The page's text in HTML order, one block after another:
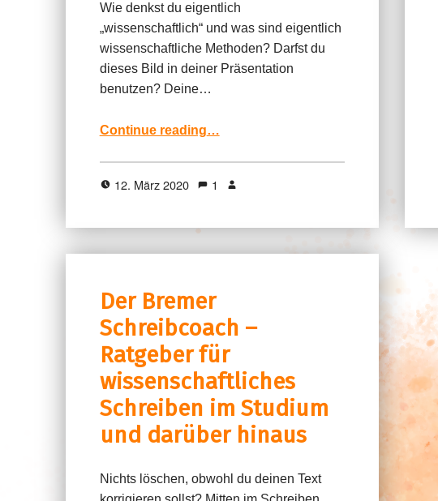
Wie denkst du eigentlich
„wissenschaftlich“ und was sind eigentlich
wissenschaftliche Methoden? Darfst du
dieses Bild in deiner Präsentation
benutzen? Deine…
Continue reading“Online-Selbstlernkurs der Universität Halle zum wissenschaftlichen Arbeiten”
…
12. März 2020 1
Der Bremer
Schreibcoach –
Ratgeber für
wissenschaftliches
Schreiben im Studium
und darüber hinaus
Nichts löschen, obwohl du deinen Text